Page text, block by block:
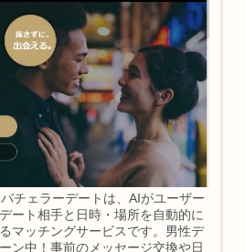
チェラーデートは、AIがユーザー
ート相手と日時・場所を自動的に
マッチングサービスです。男性デ
ン中！事前のメッセージ交換や日